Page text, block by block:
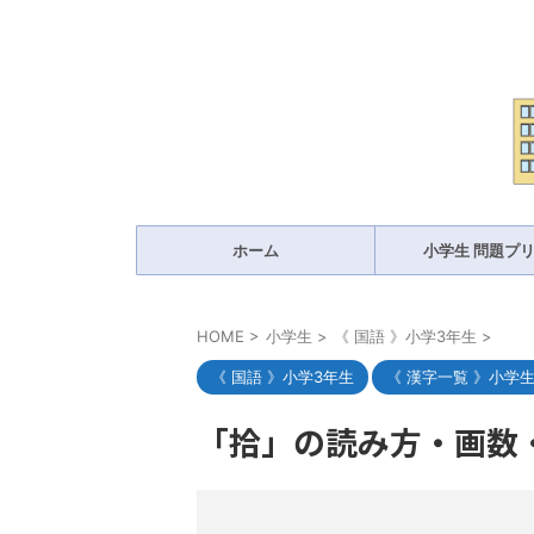
ホーム 小学生 問題プ
HOME > 小学生 > 《 国語 》小学3年生 >
《 国語 》小学3年生 《 漢字一覧 》小学生
「拾」の読み方・画